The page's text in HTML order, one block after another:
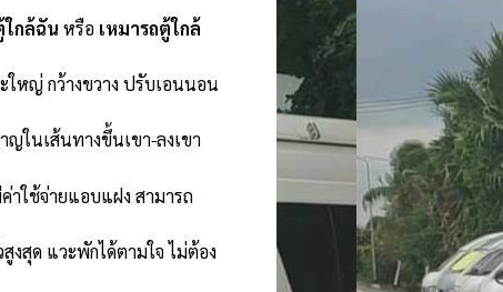
ใกล้ฉัน หรือ เหมารถตู้ใกล้
ใหญ่ กว้างขวาง ปรับเอนนอน
ในเส้นทางขึ้นเขา-ลงเขา
าใช้จ่ายแอบแฝง สามารถ
งสุด แวะพักได้ตามใจ ไม่ต้อง